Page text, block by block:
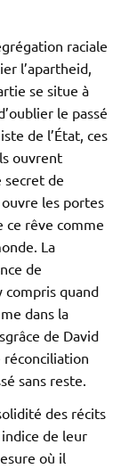
raciale
l’apartheid,
se situe à
le passé
de l’État, ces
ouvrent
secret de
les portes
ce rêve comme
La
de
compris quand
dans la
de David
réconciliation
sans reste.
des récits
de leur
où il